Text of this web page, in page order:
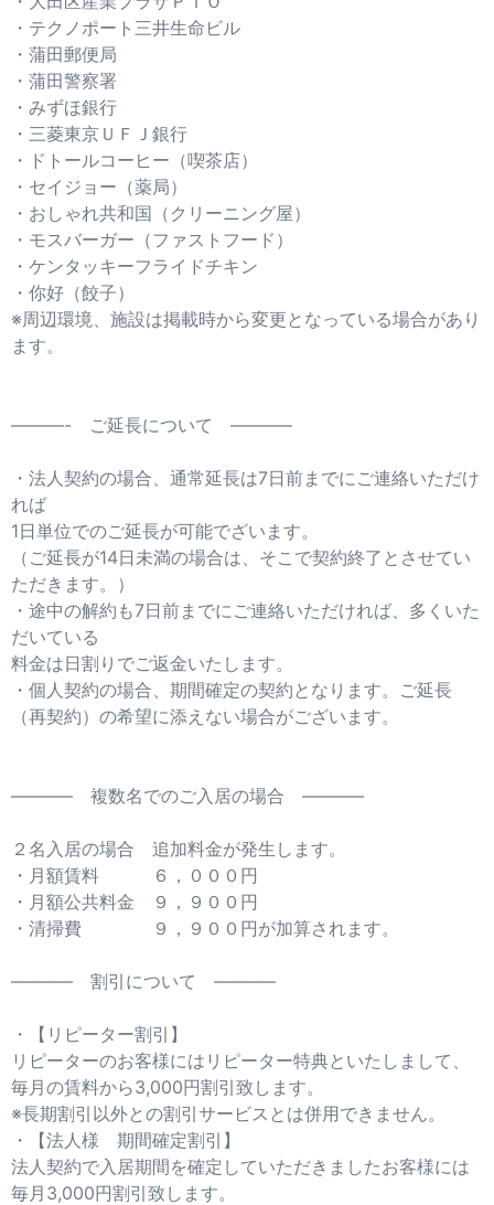
・テクノポート三井生命ビル
・蒲田郵便局
・蒲田警察署
・みずほ銀行
・三菱東京ＵＦＪ銀行
・ドトールコーヒー（喫茶店）
・セイジョー（薬局）
・おしゃれ共和国（クリーニング屋）
・モスバーガー（ファストフード）
・ケンタッキーフライドチキン
・你好（餃子）
※周辺環境、施設は掲載時から変更となっている場合があり
ます。
———- ご延長について ———–
・法人契約の場合、通常延長は7日前までにご連絡いただけ
れば
1日単位でのご延長が可能でざいます。
（ご延長が14日未満の場合は、そこで契約終了とさせてい
ただきます。）
・途中の解約も7日前までにご連絡いただければ、多くいた
だいている
料金は日割りでご返金いたします。
・個人契約の場合、期間確定の契約となります。ご延長
（再契約）の希望に添えない場合がございます。
———– 複数名でのご入居の場合 ———–
２名入居の場合 追加料金が発生します。
・月額賃料 ６，０００円
・月額公共料金 ９，９００円
・清掃費 ９，９００円が加算されます。
———– 割引について ———–
・【リピーター割引】
リピーターのお客様にはリピーター特典といたしまして、
毎月の賃料から3,000円割引致します。
※長期割引以外との割引サービスとは併用できません。
・【法人様 期間確定割引】
法人契約で入居期間を確定していただきましたお客様には
毎月3,000円割引致します。